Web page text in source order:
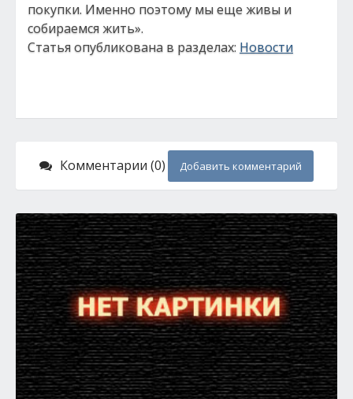
покупки. Именно поэтому мы еще живы и
собираемся жить».
Статья опубликована в разделах: Новости
Комментарии (0) Добавить комментарий